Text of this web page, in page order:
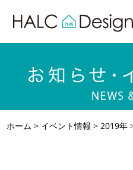
ホーム > イベント情報 > 2019年